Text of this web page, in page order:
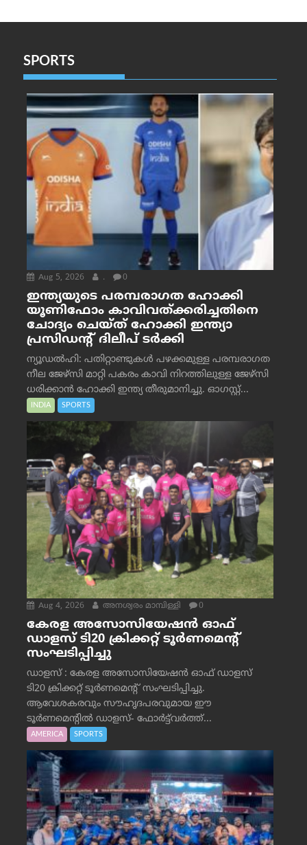
SPORTS
Aug 5, 2026 . 0
ഇന്ത്യയുടെ പരമ്പരാഗത ഹോക്കി
യൂണിഫോം കാവിവത്ക്കരിച്ചതിനെ
ചോദ്യം ചെയ്ത് ഹോക്കി ഇന്ത്യാ
പ്രസിഡന്റ് ദിലീപ് ടര്‍ക്കി
ന്യൂഡൽഹി: പതിറ്റാണ്ടുകൾ പഴക്കമുള്ള പരമ്പരാഗത
നീല ജേഴ്‌സി മാറ്റി പകരം കാവി നിറത്തിലുള്ള ജേഴ്‌സി
ധരിക്കാൻ ഹോക്കി ഇന്ത്യ തീരുമാനിച്ചു. ഓഗസ്റ്റ്...
INDIA SPORTS
Aug 4, 2026 അനശ്വരം മാമ്പിള്ളി 0
കേരള അസോസിയേഷൻ ഓഫ്
ഡാളസ് ടി20 ക്രിക്കറ്റ് ടൂർണമെന്റ്
സംഘടിപ്പിച്ചു
ഡാളസ് : കേരള അസോസിയേഷൻ ഓഫ് ഡാളസ്
ടി20 ക്രിക്കറ്റ് ടൂർണമെന്റ് സംഘടിപ്പിച്ചു.
ആവേശകരവും സൗഹൃദപരവുമായ ഈ
ടൂർണമെന്റിൽ ഡാളസ്- ഫോർട്ട്‌വര്‍ത്ത്...
AMERICA SPORTS